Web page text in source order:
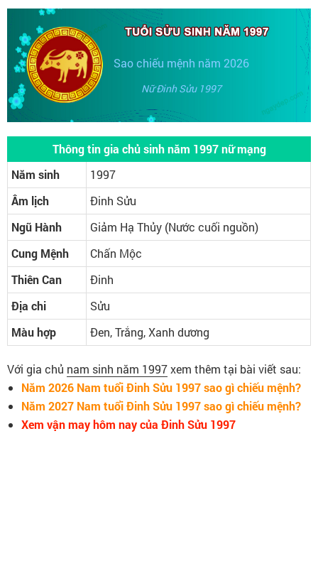
Sao chiếu mệnh năm 2026
Nữ Đinh Sửu 1997
Thông tin gia chủ sinh năm 1997 nữ mạng
Năm sinh
1997
Âm lịch
Đinh Sửu
Ngũ Hành
Giảm Hạ Thủy (Nước cuối nguồn)
Cung Mệnh
Chấn Mộc
Thiên Can
Đinh
Địa chi
Sửu
Màu hợp
Đen, Trắng, Xanh dương
Với gia chủ nam sinh năm 1997xem thêm tại bài viết sau:
Năm 2026 Nam tuổi Đinh Sửu 1997 sao gì chiếu mệnh?
Năm 2027 Nam tuổi Đinh Sửu 1997 sao gì chiếu mệnh?
Xem vận may hôm nay của Đinh Sửu 1997